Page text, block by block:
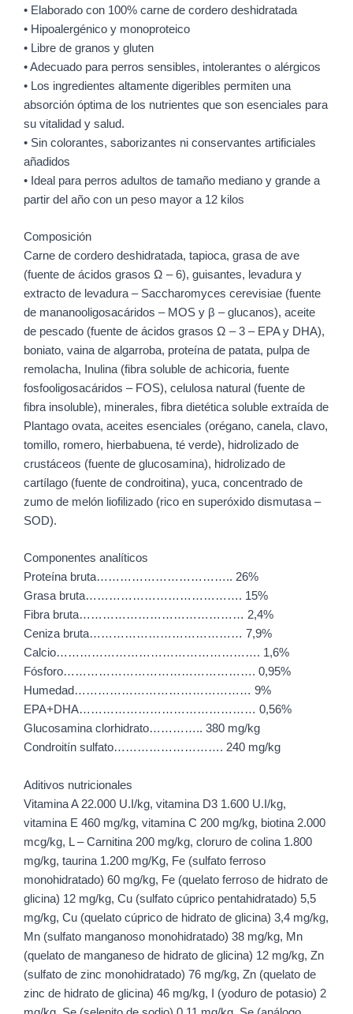
• Elaborado con 100% carne de cordero deshidratada
• Hipoalergénico y monoproteico
• Libre de granos y gluten
• Adecuado para perros sensibles, intolerantes o alérgicos
• Los ingredientes altamente digeribles permiten una
absorción óptima de los nutrientes que son esenciales para
su vitalidad y salud.
• Sin colorantes, saborizantes ni conservantes artificiales
añadidos
• Ideal para perros adultos de tamaño mediano y grande a
partir del año con un peso mayor a 12 kilos
Composición
Carne de cordero deshidratada, tapioca, grasa de ave
(fuente de ácidos grasos Ω – 6), guisantes, levadura y
extracto de levadura – Saccharomyces cerevisiae (fuente
de mananooligosacáridos – MOS y β – glucanos), aceite
de pescado (fuente de ácidos grasos Ω – 3 – EPA y DHA),
boniato, vaina de algarroba, proteína de patata, pulpa de
remolacha, Inulina (fibra soluble de achicoria, fuente
fosfooligosacáridos – FOS), celulosa natural (fuente de
fibra insoluble), minerales, fibra dietética soluble extraída de
Plantago ovata, aceites esenciales (orégano, canela, clavo,
tomillo, romero, hierbabuena, té verde), hidrolizado de
crustáceos (fuente de glucosamina), hidrolizado de
cartílago (fuente de condroitina), yuca, concentrado de
zumo de melón liofilizado (rico en superóxido dismutasa –
SOD).
Componentes analíticos
Proteína bruta…………………………….. 26%
Grasa bruta…………………………………. 15%
Fibra bruta…………………………………… 2,4%
Ceniza bruta………………………………… 7,9%
Calcio……………………………………………. 1,6%
Fósforo…………………………………………. 0,95%
Humedad……………………………………… 9%
EPA+DHA……………………………………… 0,56%
Glucosamina clorhidrato………….. 380 mg/kg
Condroitín sulfato………………………. 240 mg/kg
Aditivos nutricionales
Vitamina A 22.000 U.I/kg, vitamina D3 1.600 U.I/kg,
vitamina E 460 mg/kg, vitamina C 200 mg/kg, biotina 2.000
mcg/kg, L – Carnitina 200 mg/kg, cloruro de colina 1.800
mg/kg, taurina 1.200 mg/Kg, Fe (sulfato ferroso
monohidratado) 60 mg/kg, Fe (quelato ferroso de hidrato de
glicina) 12 mg/kg, Cu (sulfato cúprico pentahidratado) 5,5
mg/kg, Cu (quelato cúprico de hidrato de glicina) 3,4 mg/kg,
Mn (sulfato manganoso monohidratado) 38 mg/kg, Mn
(quelato de manganeso de hidrato de glicina) 12 mg/kg, Zn
(sulfato de zinc monohidratado) 76 mg/kg, Zn (quelato de
zinc de hidrato de glicina) 46 mg/kg, I (yoduro de potasio) 2